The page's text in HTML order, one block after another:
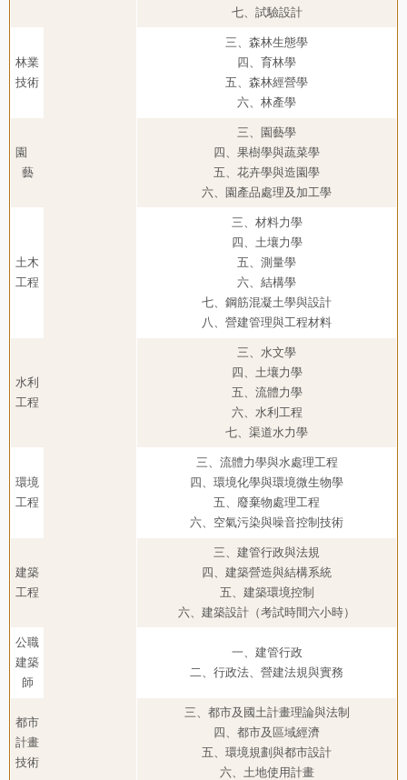
七、試驗設計
林業
技術
三、森林生態學
四、育林學
五、森林經營學
六、林產學
園
藝
三、園藝學
四、果樹學與蔬菜學
五、花卉學與造園學
六、園產品處理及加工學
土木
工程
三、材料力學
四、土壤力學
五、測量學
六、結構學
七、鋼筋混凝土學與設計
八、營建管理與工程材料
水利
工程
三、水文學
四、土壤力學
五、流體力學
六、水利工程
七、渠道水力學
環境
工程
三、流體力學與水處理工程
四、環境化學與環境微生物學
五、廢棄物處理工程
六、空氣污染與噪音控制技術
建築
工程
三、建管行政與法規
四、建築營造與結構系統
五、建築環境控制
六、建築設計（考試時間六小時）
公職
建築
師
一、建管行政
二、行政法、營建法規與實務
都市
計畫
技術
三、都市及國土計畫理論與法制
四、都市及區域經濟
五、環境規劃與都市設計
六、土地使用計畫